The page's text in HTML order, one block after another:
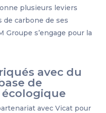
plusieurs leviers
carbone de ses
Groupe s’engage pour la
avec du
de
avec Vicat pour